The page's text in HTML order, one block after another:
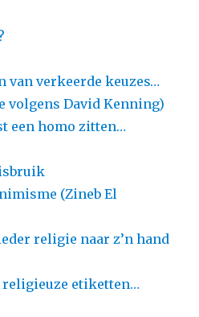
van verkeerde keuzes…
volgens David Kenning)
een homo zitten…
(Zineb El
religie naar z’n hand
religieuze etiketten…